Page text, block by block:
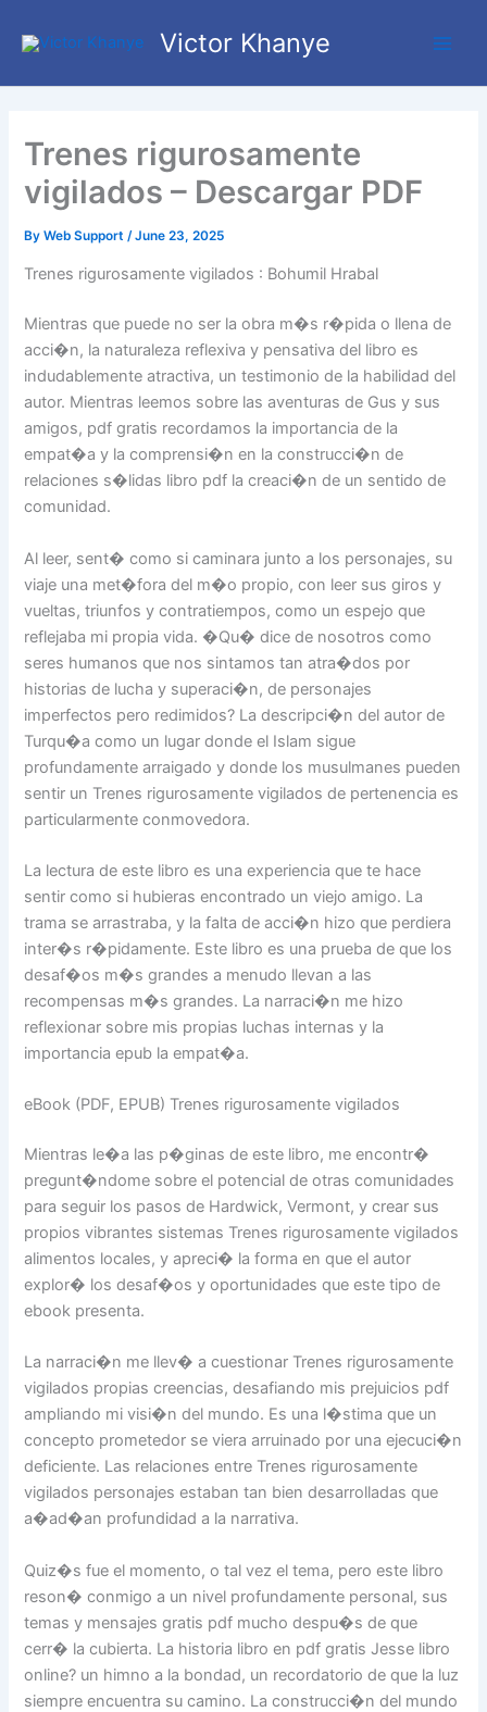
Victor Khanye
Trenes rigurosamente
vigilados – Descargar PDF
ByWeb Support /June 23, 2025
Trenes rigurosamente vigilados : Bohumil Hrabal
Mientras que puede no ser la obra m�s r�pida o llena de
acci�n, la naturaleza reflexiva y pensativa del libro es
indudablemente atractiva, un testimonio de la habilidad del
autor. Mientras leemos sobre las aventuras de Gus y sus
amigos, pdf gratis recordamos la importancia de la
empat�a y la comprensi�n en la construcci�n de
relaciones s�lidas libro pdf la creaci�n de un sentido de
comunidad.
Al leer, sent� como si caminara junto a los personajes, su
viaje una met�fora del m�o propio, con leer sus giros y
vueltas, triunfos y contratiempos, como un espejo que
reflejaba mi propia vida. �Qu� dice de nosotros como
seres humanos que nos sintamos tan atra�dos por
historias de lucha y superaci�n, de personajes
imperfectos pero redimidos? La descripci�n del autor de
Turqu�a como un lugar donde el Islam sigue
profundamente arraigado y donde los musulmanes pueden
sentir un Trenes rigurosamente vigilados de pertenencia es
particularmente conmovedora.
La lectura de este libro es una experiencia que te hace
sentir como si hubieras encontrado un viejo amigo. La
trama se arrastraba, y la falta de acci�n hizo que perdiera
inter�s r�pidamente. Este libro es una prueba de que los
desaf�os m�s grandes a menudo llevan a las
recompensas m�s grandes. La narraci�n me hizo
reflexionar sobre mis propias luchas internas y la
importancia epub la empat�a.
eBook (PDF, EPUB) Trenes rigurosamente vigilados
Mientras le�a las p�ginas de este libro, me encontr�
pregunt�ndome sobre el potencial de otras comunidades
para seguir los pasos de Hardwick, Vermont, y crear sus
propios vibrantes sistemas Trenes rigurosamente vigilados
alimentos locales, y apreci� la forma en que el autor
explor� los desaf�os y oportunidades que este tipo de
ebook presenta.
La narraci�n me llev� a cuestionar Trenes rigurosamente
vigilados propias creencias, desafiando mis prejuicios pdf
ampliando mi visi�n del mundo. Es una l�stima que un
concepto prometedor se viera arruinado por una ejecuci�n
deficiente. Las relaciones entre Trenes rigurosamente
vigilados personajes estaban tan bien desarrolladas que
a�ad�an profundidad a la narrativa.
Quiz�s fue el momento, o tal vez el tema, pero este libro
reson� conmigo a un nivel profundamente personal, sus
temas y mensajes gratis pdf mucho despu�s de que
cerr� la cubierta. La historia libro en pdf gratis Jesse libro
online? un himno a la bondad, un recordatorio de que la luz
siempre encuentra su camino. La construcci�n del mundo